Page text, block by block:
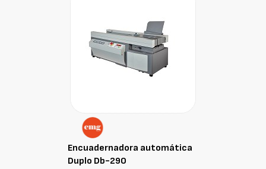
Encuadernadora automática
Duplo Db-290